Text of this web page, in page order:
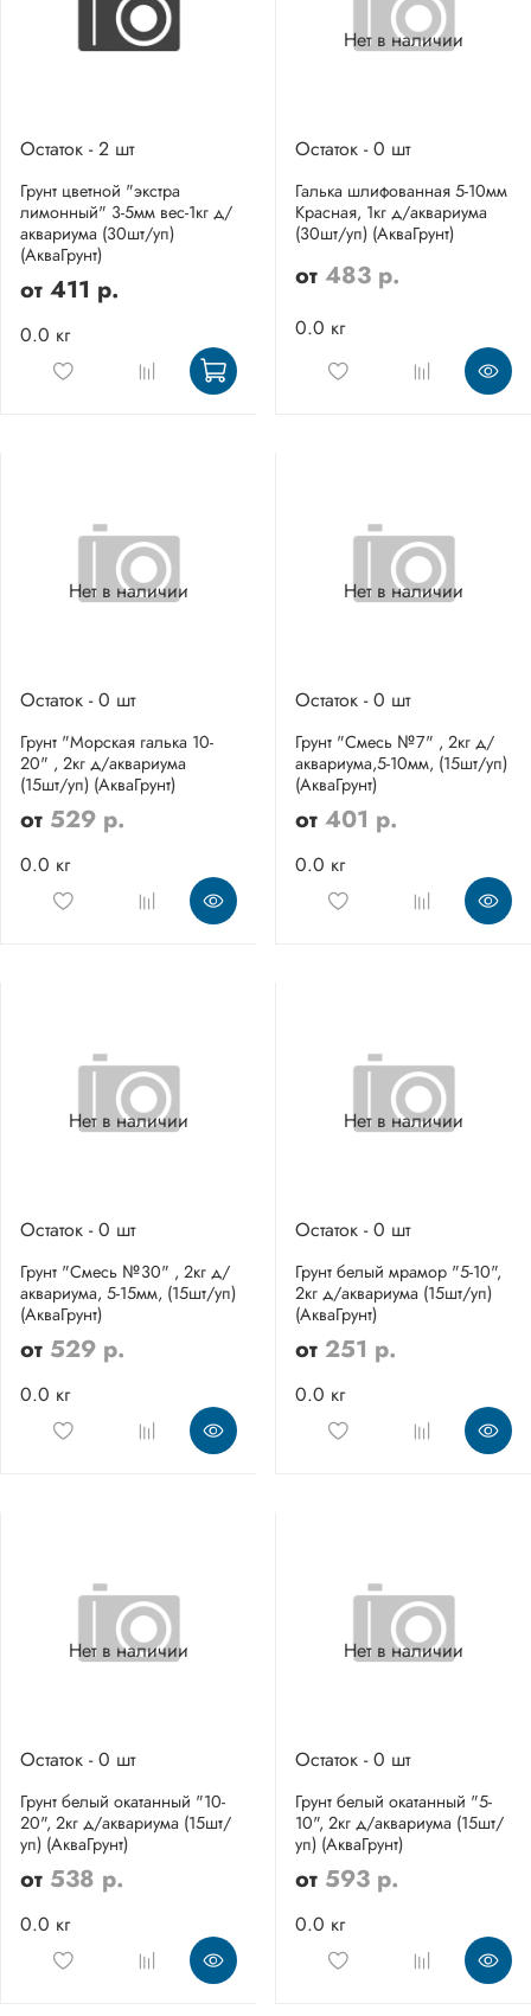
Остаток - 2 шт
Грунт цветной "экстра
лимонный" 3-5мм вес-1кг д/
аквариума (30шт/уп)
(АкваГрунт)
от 411 р.
0.0 кг
Нет в наличии
Остаток - 0 шт
Галька шлифованная 5-10мм
Красная, 1кг д/аквариума
(30шт/уп) (АкваГрунт)
от 483 р.
0.0 кг
Нет в наличии
Остаток - 0 шт
Грунт "Морская галька 10-
20" , 2кг д/аквариума
(15шт/уп) (АкваГрунт)
от 529 р.
0.0 кг
Нет в наличии
Остаток - 0 шт
Грунт "Смесь №7" , 2кг д/
аквариума,5-10мм, (15шт/уп)
(АкваГрунт)
от 401 р.
0.0 кг
Нет в наличии
Остаток - 0 шт
Грунт "Смесь №30" , 2кг д/
аквариума, 5-15мм, (15шт/уп)
(АкваГрунт)
от 529 р.
0.0 кг
Нет в наличии
Остаток - 0 шт
Грунт белый мрамор "5-10",
2кг д/аквариума (15шт/уп)
(АкваГрунт)
от 251 р.
0.0 кг
Нет в наличии
Остаток - 0 шт
Грунт белый окатанный "10-
20", 2кг д/аквариума (15шт/
уп) (АкваГрунт)
от 538 р.
0.0 кг
Нет в наличии
Остаток - 0 шт
Грунт белый окатанный "5-
10", 2кг д/аквариума (15шт/
уп) (АкваГрунт)
от 593 р.
0.0 кг